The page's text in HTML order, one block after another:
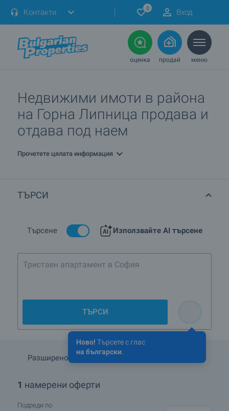
Контакти 0 Вход
оценка продай меню
Недвижими имоти в района
на Горна Липница продава и
отдава под наем
Прочетете цялата информация
ТЪРСИ
Търсене Използвайте AI търсене
Ново! Търсете с глас
на български.
Тристаен апартамент в София, кварт
ТЪРСИ
Разширено търсене
1 намерени оферти
Подреди по